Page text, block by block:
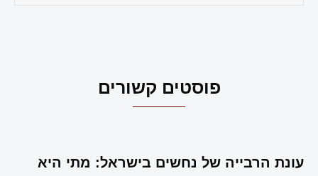
פוסטים קשורים
עונת הרבייה של נחשים בישראל: מתי היא